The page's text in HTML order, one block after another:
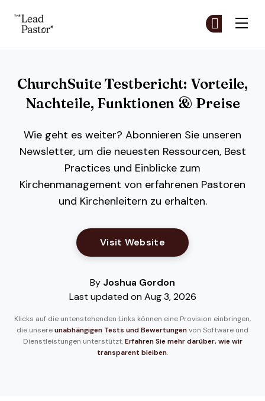
ChurchSuite Testbericht: Vorteile,
Nachteile, Funktionen & Preise
Wie geht es weiter? Abonnieren Sie unseren
Newsletter, um die neuesten Ressourcen, Best
Practices und Einblicke zum
Kirchenmanagement von erfahrenen Pastoren
und Kirchenleitern zu erhalten.
Visit Website Opens New Window
By Joshua Gordon
Last updated on Aug 3, 2026
Klicks auf die untenstehenden Links können eine Provision einbringen,
die unsere unabhängigen Tests und Bewertungen von Software und
Dienstleistungen unterstützt. Erfahren Sie mehr darüber, wie wir
transparent bleiben.